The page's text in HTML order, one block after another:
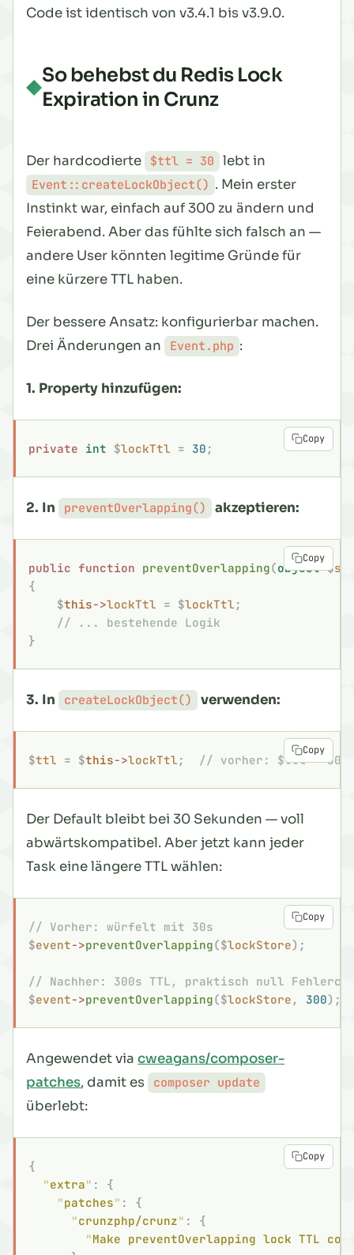
Code ist identisch von v3.4.1 bis v3.9.0.
So behebst du Redis Lock
Expiration in Crunz
Der hardcodierte $ttl = 30 lebt in
Event::createLockObject() . Mein erster
Instinkt war, einfach auf 300 zu ändern und
Feierabend. Aber das fühlte sich falsch an —
andere User könnten legitime Gründe für
eine kürzere TTL haben.
Der bessere Ansatz: konfigurierbar machen.
Drei Änderungen an
Event.php :
1. Property hinzufügen:
private int $lockTtl = 30 ;
Copy
2. In preventOverlapping() akzeptieren:
public function preventOverlapping(object $
{
    $
this->lockTtl = $lockTtl ;
    // ... bestehende Logik
}
Copy
3. In createLockObject() verwenden:
$ttl = $this->lockTtl ;
  // vorher: $ttl = 30;
Copy
Der Default bleibt bei 30 Sekunden — voll
abwärtskompatibel. Aber jetzt kann jeder
Task eine längere TTL wählen:
// Vorher: würfelt mit 30s
$event->preventOverlapping($lockStore);
// Nachher: 300s TTL, praktisch null
$event->preventOverlapping($lockStore , 300);
Copy
Angewendet via cweagans/composer-
patches, damit es composer update
überlebt:
{
  "
extra" :
{
    "
patches" :
{
      "
crunzphp/crunz" :
{
        "
Make preventOverlapping lock TTL
Copy